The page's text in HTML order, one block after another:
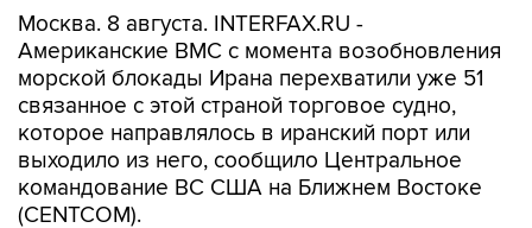
Москва. 8 августа. INTERFAX.RU -
Американские ВМС с момента возобновления
морской блокады Ирана перехватили уже 51
связанное с этой страной торговое судно,
которое направлялось в иранский порт или
выходило из него, сообщило Центральное
командование ВС США на Ближнем Востоке
(CENTCOM).